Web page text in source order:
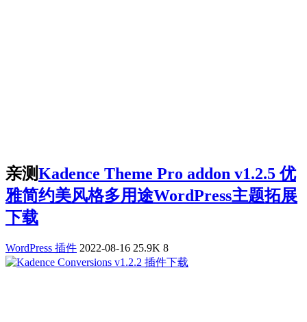
亲测Kadence Theme Pro addon v1.2.5 优
雅简约美风格多用途WordPress主题拓展
下载
WordPress 插件 2022-08-16 25.9K 8